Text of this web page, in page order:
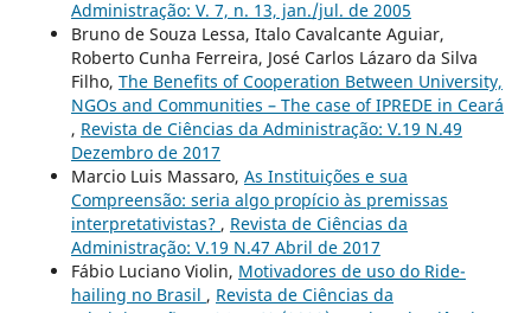
Administração: V. 7, n. 13, jan./jul. de 2005
Bruno de Souza Lessa, Italo Cavalcante Aguiar,
Roberto Cunha Ferreira, José Carlos Lázaro da Silva
Filho, The Benefits of Cooperation Between University,
NGOs and Communities – The case of IPREDE in Ceará
, Revista de Ciências da Administração: V.19 N.49
Dezembro de 2017
Marcio Luis Massaro, As Instituições e sua
Compreensão: seria algo propício às premissas
interpretativistas? , Revista de Ciências da
Administração: V.19 N.47 Abril de 2017
Fábio Luciano Violin, Motivadores de uso do Ride-
hailing no Brasil , Revista de Ciências da